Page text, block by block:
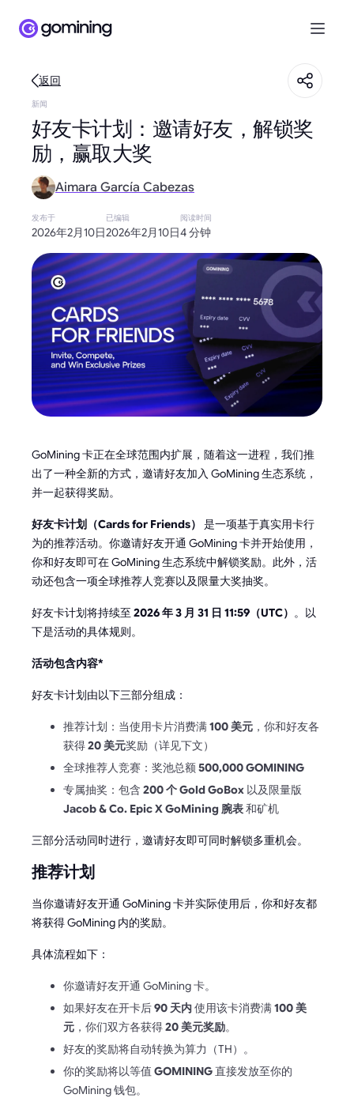
返回
新闻
好友卡计划：邀请好友，解锁奖
励，赢取大奖
Aimara García Cabezas
发布于
2026年2月10日
已编辑
2026年2月10日
阅读时间
4 分钟
GoMining 卡正在全球范围内扩展，随着这一进程，我们推
出了一种全新的方式，邀请好友加入 GoMining 生态系统，
并一起获得奖励。
好友卡计划（Cards for Friends）
是一项基于真实用卡行
为的推荐活动。你邀请好友开通 GoMining 卡并开始使用，
你和好友即可在 GoMining 生态系统中解锁奖励。此外，活
动还包含一项全球推荐人竞赛以及限量大奖抽奖。
好友卡计划将持续至 2026 年 3 月 31 日 11:59（UTC） 。以
下是活动的具体规则。
活动包含内容*
好友卡计划由以下三部分组成：
推荐计划：当使用卡片消费满100 美元 ，你和好友各
获得20 美元奖励（详见下文）
全球推荐人竞赛：奖池总额500,000 GOMINING
专属抽奖：包含 200 个 Gold GoBox 以及限量版
Jacob & Co. Epic X GoMining 腕表和矿机
三部分活动同时进行，邀请好友即可同时解锁多重机会。
推荐计划
当你邀请好友开通 GoMining 卡并实际使用后，你和好友都
将获得 GoMining 内的奖励。
具体流程如下：
你邀请好友开通 GoMining 卡。
如果好友在开卡后90 天内使用该卡消费满100 美
元 ，你们双方各获得20 美元奖励。
好友的奖励将自动转换为算力（TH）。
你的奖励将以等值 GOMINING直接发放至你的
GoMining 钱包。